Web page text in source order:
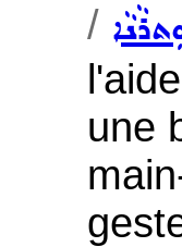
/
une